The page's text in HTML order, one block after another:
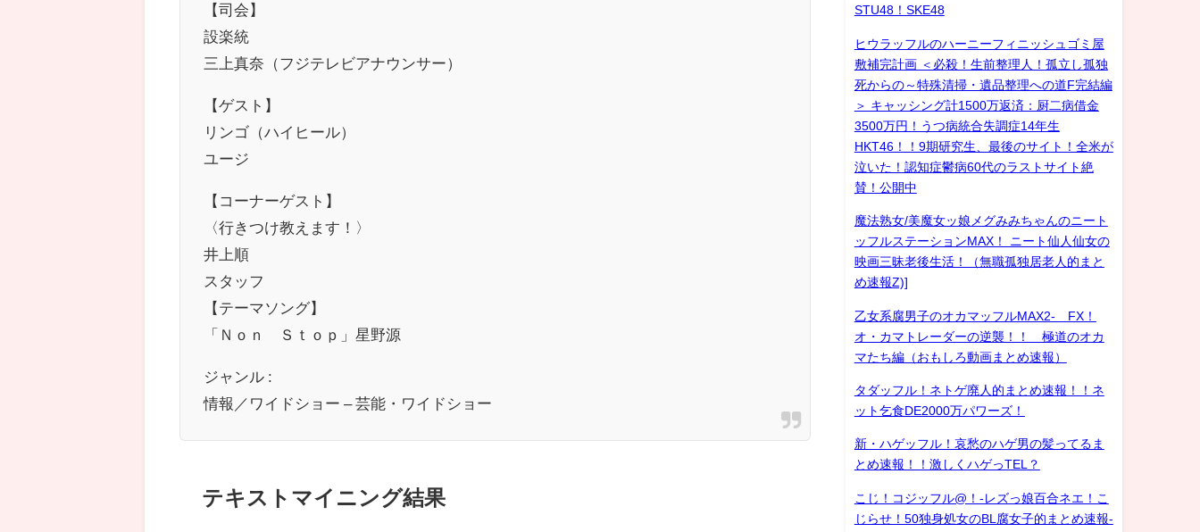
【司会】
設楽統
三上真奈（フジテレビアナウンサー）
【ゲスト】
リンゴ（ハイヒール）
ユージ
【コーナーゲスト】
〈行きつけ教えます！〉
井上順
スタッフ
【テーマソング】
「Ｎｏｎ Ｓｔｏｐ」星野源
ジャンル :
情報／ワイドショー – 芸能・ワイドショー
テキストマイニング結果
STU48！SKE48
ヒウラッフルのハーニーフィニッシュゴミ屋
敷補完計画 ＜必殺！生前整理人！孤立し孤独
死からの～特殊清掃・遺品整理への道F完結編
＞ キャッシング計1500万返済：厨二病借金
3500万円！うつ病統合失調症14年生
HKT46！！9期研究生、最後のサイト！全米が
泣いた！認知症鬱病60代のラストサイト絶
賛！公開中
魔法熟女/美魔女ッ娘メグみみちゃんのニート
ッフルステーションMAX！ ニート仙人仙女の
映画三昧老後生活！（無職孤独居老人的まと
め速報Z)]
乙女系腐男子のオカマッフルMAX2- FX！
オ・カマトレーダーの逆襲！！ 極道のオカ
マたち編（おもしろ動画まとめ速報）
タダッフル！ネトゲ廃人的まとめ速報！！ネ
ット乞食DE2000万パワーズ！
新・ハゲッフル！哀愁のハゲ男の髪ってるま
とめ速報！！激しくハゲっTEL？
こじ！コジッフル@！-レズっ娘百合ネエ！こ
じらせ！50独身処女のBL腐女子的まとめ速報-